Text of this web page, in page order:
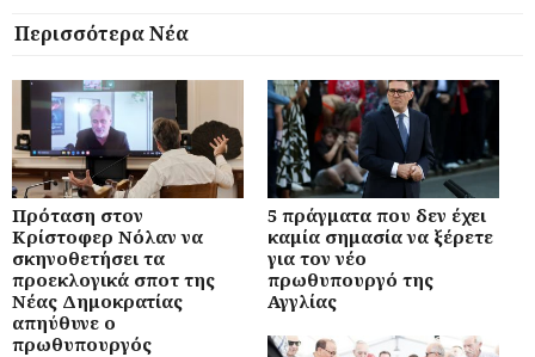
Περισσότερα Νέα
Πρόταση στον
Κρίστοφερ Νόλαν να
σκηνοθετήσει τα
προεκλογικά σποτ της
Νέας Δημοκρατίας
απηύθυνε ο
πρωθυπουργός
5 πράγματα που δεν έχει
καμία σημασία να ξέρετε
για τον νέο
πρωθυπουργό της
Αγγλίας